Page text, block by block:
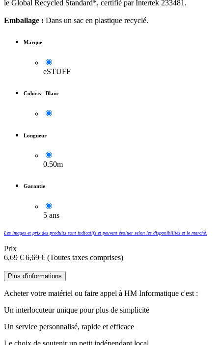
le Global Recycled Standard*, certifié par Intertek 233481.
Emballage : Dans un sac en plastique recyclé.
Marque
eSTUFF
Coloris - Blanc
Longueur
0.50m
Garantie
5 ans
Les images et prix des produits sont indicatifs et peuvent évoluer selon les disponibilités et le marché.
Prix
6,69 € 6,69€ (Toutes taxes comprises)
Plus d'informations
Acheter votre matériel ou faire appel à HM Informatique c'est :
​Un interlocuteur unique pour plus de simplicité
​Un service personnalisé, rapide et efficace